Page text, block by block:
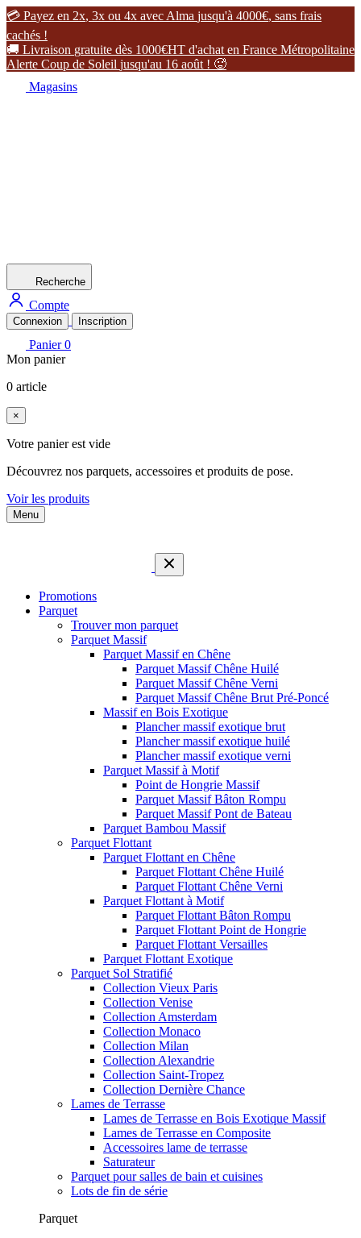
 Payez en 2x, 3x ou 4x avec Alma jusqu'à 4000€, sans frais
cachés !
 Livraison gratuite dès 1000€HT d'achat en France Métropolitaine
Alerte Coup de Soleil jusqu'au 16 août ! 
Magasins
Recherche
Compte
Connexion Inscription
Panier 0
Mon panier
0 article
×
Votre panier est vide
Découvrez nos parquets, accessoires et produits de pose.
Voir les produits
Menu
Promotions
Parquet
Trouver mon parquet
Parquet Massif
Parquet Massif en Chêne
Parquet Massif Chêne Huilé
Parquet Massif Chêne Verni
Parquet Massif Chêne Brut Pré-Poncé
Massif en Bois Exotique
Plancher massif exotique brut
Plancher massif exotique huilé
Plancher massif exotique verni
Parquet Massif à Motif
Point de Hongrie Massif
Parquet Massif Bâton Rompu
Parquet Massif Pont de Bateau
Parquet Bambou Massif
Parquet Flottant
Parquet Flottant en Chêne
Parquet Flottant Chêne Huilé
Parquet Flottant Chêne Verni
Parquet Flottant à Motif
Parquet Flottant Bâton Rompu
Parquet Flottant Point de Hongrie
Parquet Flottant Versailles
Parquet Flottant Exotique
Parquet Sol Stratifié
Collection Vieux Paris
Collection Venise
Collection Amsterdam
Collection Monaco
Collection Milan
Collection Alexandrie
Collection Saint-Tropez
Collection Dernière Chance
Lames de Terrasse
Lames de Terrasse en Bois Exotique Massif
Lames de Terrasse en Composite
Accessoires lame de terrasse
Saturateur
Parquet pour salles de bain et cuisines
Lots de fin de série
Parquet